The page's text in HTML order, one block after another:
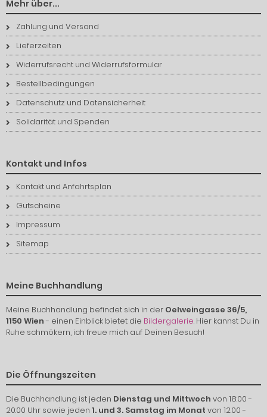
Mehr über...
Zahlung und Versand
Lieferzeiten
Widerrufsrecht und Widerrufsformular
Bestellbedingungen
Datenschutz und Datensicherheit
Solidarität und Spenden
Kontakt und Infos
Kontakt und Anfahrtsplan
Gutscheine
Impressum
Sitemap
Meine Buchhandlung
Meine Buchhandlung befindet sich in der Oelweingasse 36/5,
1150 Wien- einen Einblick bietet die Bildergalerie. Hier kannst Du in
Ruhe schmökern, ich freue mich auf Deinen Besuch!
Die Öffnungszeiten
Die Buchhandlung ist jeden Dienstag und Mittwoch von 18:00 -
20:00 Uhr sowie jeden 1. und 3. Samstag im Monat von 12:00 -